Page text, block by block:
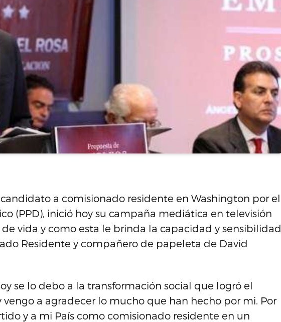
a comisionado residente en Washington por el
(PPD), inició hoy su campaña mediática en televisión
vida y como esta le brinda la capacidad y sensibilidad
Residente y compañero de papeleta de David
se lo debo a la transformación social que logró el
vengo a agradecer lo mucho que han hecho por mi. Por
y a mi País como comisionado residente en un